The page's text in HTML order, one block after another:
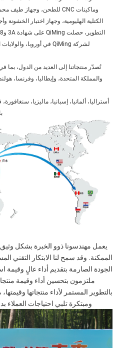
لشركة QiMing في أوروبا، والولايات المتحدة الأمريكية، وكوريا، واليابان، إلخ.
والمملكة المتحدة، وإيطاليا، وفرنسا،
أستراليا، ألمانيا، إسبانيا، ماليزيا، سنغافورة،
الجودة الصارمة بتقديم أداء عالٍ وقيمة
ملتزمون بتحسين أداء وقيمة
ومبتكرة تلبي احتياجات العملاء